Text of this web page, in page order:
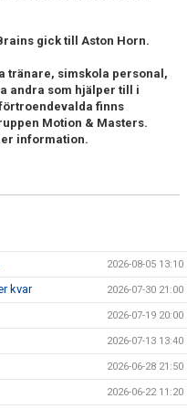
gick till Aston Horn.
tränare, simskola personal,
andra som hjälper till i
finns
Motion & Masters.
information.
2026-08-05 13:10
kvar 2026-07-30 21:00
2026-07-19 20:00
2026-07-13 13:40
2026-06-28 21:50
2026-06-22 11:20